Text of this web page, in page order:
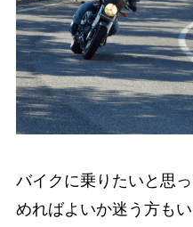
バイクに乗りたいと思
めればよいか迷う方も